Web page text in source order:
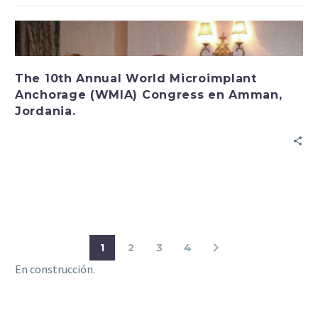
The 10th Annual World Microimplant
Anchorage (WMIA) Congress en Amman,
Jordania.
1 2 3 4
En construcción.